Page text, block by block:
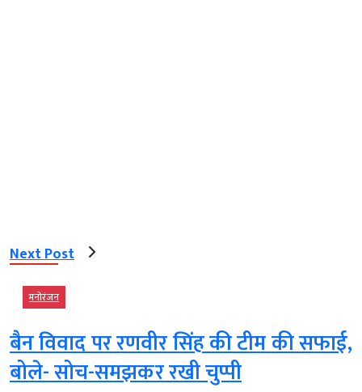
Next Post
मनोरंजन
बैन विवाद पर रणवीर सिंह की टीम की सफाई,
बोले- सोच-समझकर रखी चुप्पी